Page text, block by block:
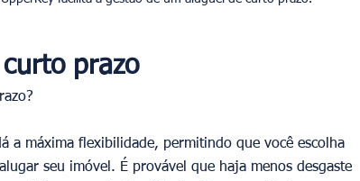
prazo
a máxima flexibilidade, permitindo que você escolha
seu imóvel. É provável que haja menos desgaste